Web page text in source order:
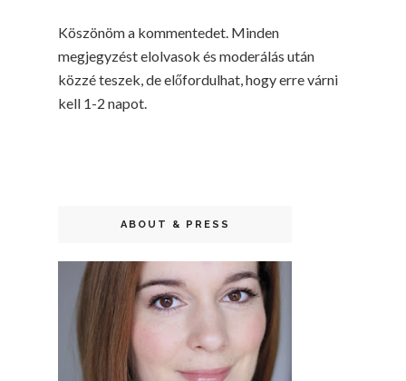
Köszönöm a kommentedet. Minden
megjegyzést elolvasok és moderálás után
közzé teszek, de előfordulhat, hogy erre várni
kell 1-2 napot.
ABOUT & PRESS